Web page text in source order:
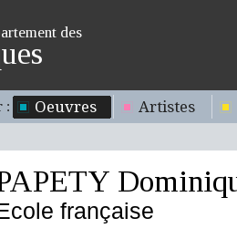
des
: Oeuvres Artistes
française